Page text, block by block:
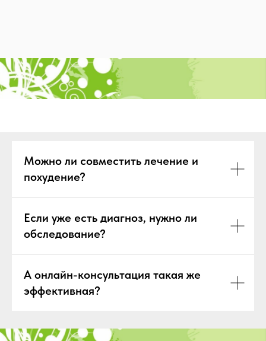
Можно ли совместить лечение и
похудение?
Если уже есть диагноз, нужно ли
обследование?
А онлайн-консультация такая же
эффективная?